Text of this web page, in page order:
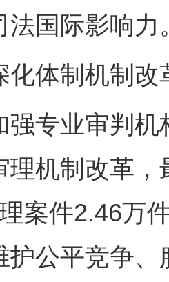
法国际影响力
制机制改
业审判机
理机制改革
案件2.46万
护公平竞争